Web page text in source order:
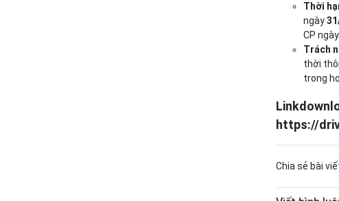
Thời
ngày
CP
Trách
thời
trong
https://
Chia sẻ bài